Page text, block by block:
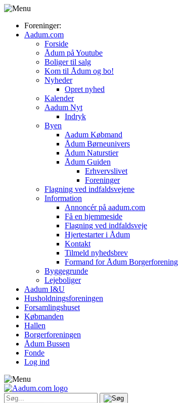
Foreninger:
Aadum.com
Forside
Ådum på Youtube
Boliger til salg
Kom til Ådum og bo!
Nyheder
Opret nyhed
Kalender
Aadum Nyt
Indryk
Byen
Aadum Købmand
Ådum Børneunivers
Ådum Naturstier
Ådum Guiden
Erhvervslivet
Foreninger
Flagning ved indfaldsvejene
Information
Annoncér på aadum.com
Få en hjemmeside
Flagning ved indfaldsveje
Hjertestarter i Ådum
Kontakt
Tilmeld nyhedsbrev
Formand for Ådum Borgerforening
Byggegrunde
Lejeboliger
Aadum I&U
Husholdningsforeningen
Forsamlingshuset
Købmanden
Hallen
Borgerforeningen
Ådum Bussen
Fonde
Log ind